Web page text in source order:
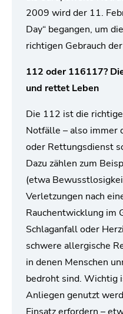
2009 wird der 11.
Day“ begangen, um
richtigen Gebrauch
112 oder 116117?
und rettet Leben
Die 112 ist die
Notfälle – also immer
oder Rettungsdienst
Dazu zählen zum
(etwa
Verletzungen nach
Rauchentwicklung im
Schlaganfall oder
schwere allergische
in denen Menschen
bedroht sind. Wichtig
Anliegen genutzt